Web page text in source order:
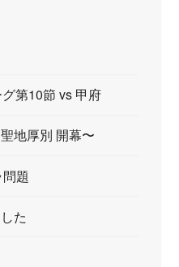
第10節 vs 甲府
地厚別 開幕〜
題
た